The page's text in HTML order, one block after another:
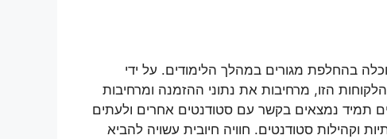
בהחלפת מגורים במהלך הלימודים. על ידי
הזו, מרחיבות את נתוני ההזמנה ומרחיבות
תמיד נמצאים בקשר עם סטודנטים אחרים ולעתים
סטודנטים. חוויה חיובית עשויה להביא